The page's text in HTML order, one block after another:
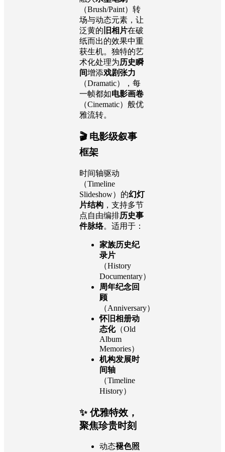
（Brush/Paint）转
场与动态元素，让
泛黄的 旧相片在破
纸而出的效果中重
获生机。独特的艺
术化处理为历史瞬
间增添戏剧张力
（Dramatic），每
一帧都如电影画卷
（Cinematic）般优
雅流转。
🎬 电影级叙事
框架
时间轴驱动
（Timeline
Slideshow）的幻灯
片结构 ，支持多节
点自由编排历史事
件脉络。适用于：
家族历史纪
录片
（History
Documentary）
周年纪念回
顾
（Anniversary）
怀旧相册动
态化（Old
Album
Memories）
机构发展时
间轴
（Timeline
History）
✨ 优雅特效，
聚焦珍贵时刻
动态褪色照